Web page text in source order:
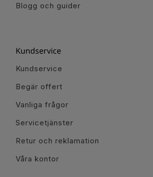
Blogg och guider
Kundservice
Kundservice
Begär offert
Vanliga frågor
Servicetjänster
Retur och reklamation
Våra kontor